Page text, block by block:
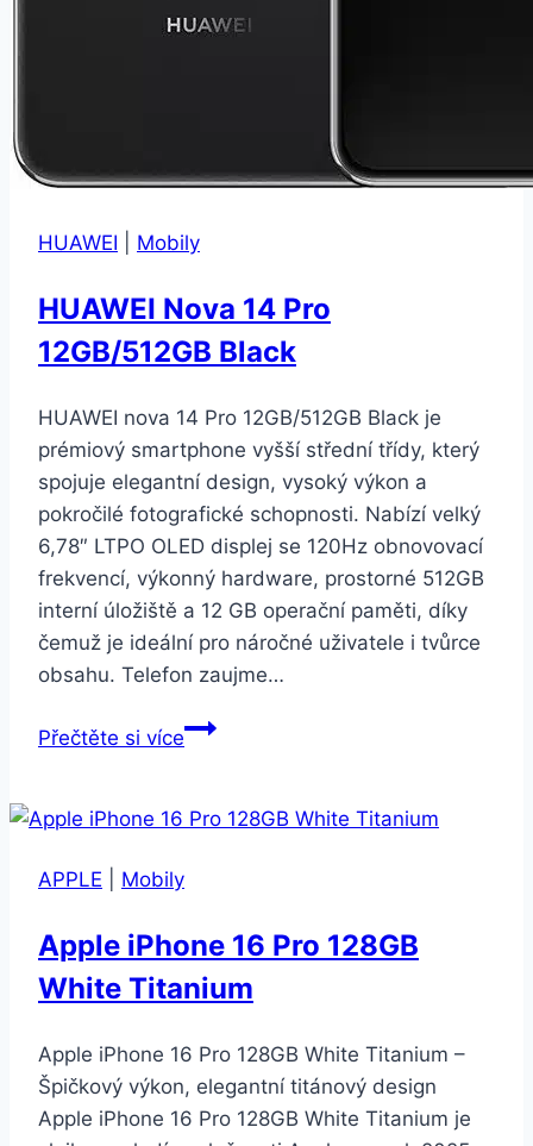
HUAWEI Mobily
HUAWEI Nova 14 Pro
12GB/512GB Black
HUAWEI nova 14 Pro 12GB/512GB Black je
prémiový smartphone vyšší střední třídy, který
spojuje elegantní design, vysoký výkon a
pokročilé fotografické schopnosti. Nabízí velký
6,78″ LTPO OLED displej se 120Hz obnovovací
frekvencí, výkonný hardware, prostorné 512GB
interní úložiště a 12 GB operační paměti, díky
čemuž je ideální pro náročné uživatele i tvůrce
obsahu. Telefon zaujme…
Přečtěte si víceHUAWEI
Pro
Black
APPLE Mobily
Apple iPhone 16 Pro 128GB
White Titanium
Apple iPhone 16 Pro 128GB White Titanium –
Špičkový výkon, elegantní titánový design
Apple iPhone 16 Pro 128GB White Titanium je